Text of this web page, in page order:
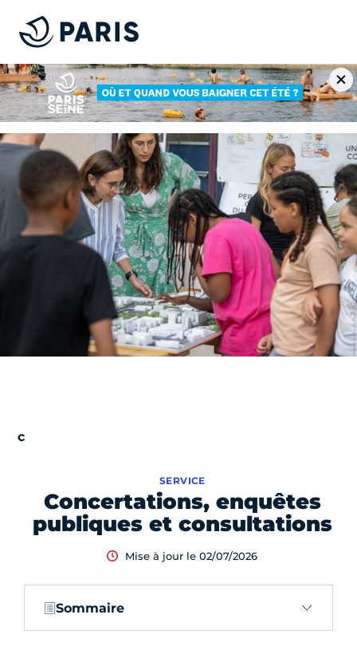
Concertations, enquêtes
publiques et consultations
SERVICE
Mise à jour le 02/07/2026
Sommaire